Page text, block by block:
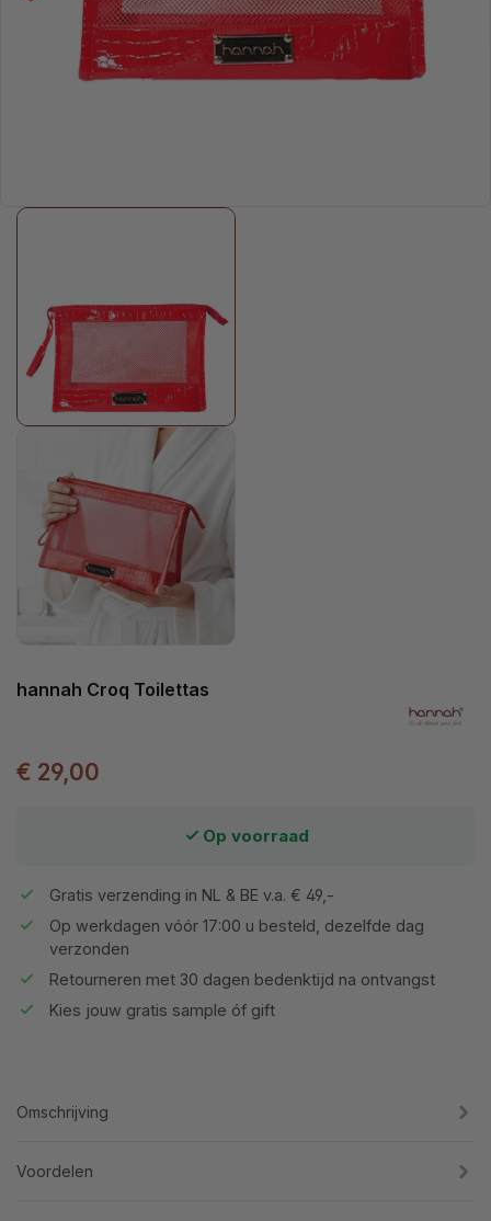
hannah Croq Toilettas
€ 29,00
Op voorraad
Gratis verzending in NL & BE v.a. € 49,-
Op werkdagen vóór 17:00 u besteld, dezelfde dag
verzonden
Retourneren met 30 dagen bedenktijd na ontvangst
Kies jouw gratis sample óf gift
Omschrijving
Voordelen